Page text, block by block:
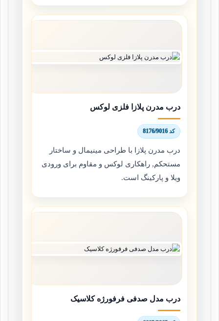
درب مدرن پلازا فلزی لوکس
کد 8176/9016
درب مدرن پلازا با طراحی مینیمال و ساختار
مستحکم, راهکاری لوکس و مقاوم برای ورودی
ویلا و پارکینگ است.
درب مدل صدفی فرفورژه کلاسیک